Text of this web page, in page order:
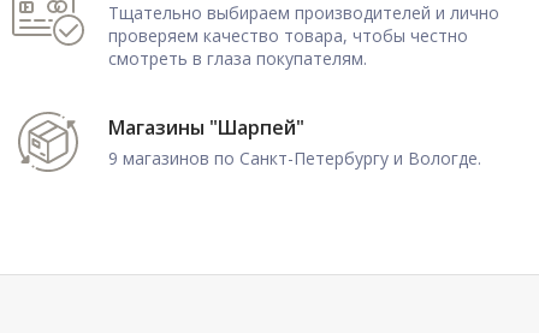
Тщательно выбираем производителей и лично
проверяем качество товара, чтобы честно
смотреть в глаза покупателям.
Магазины "Шарпей"
9 магазинов по Санкт-Петербургу и Вологде.